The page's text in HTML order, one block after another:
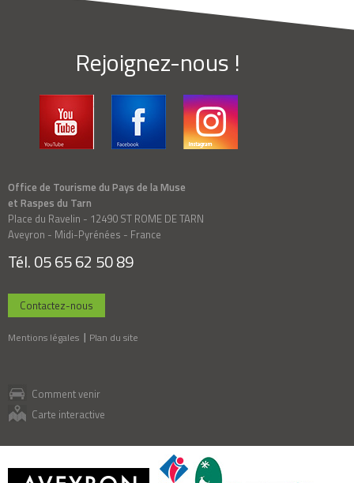
Rejoignez-nous !
Office de Tourisme du Pays de la Muse
et Raspes du Tarn
Place du Ravelin - 12490 ST ROME DE TARN
Aveyron - Midi-Pyrénées - France
Tél. 05 65 62 50 89
Contactez-nous
Mentions légales Plan du site
Comment venir
Carte interactive